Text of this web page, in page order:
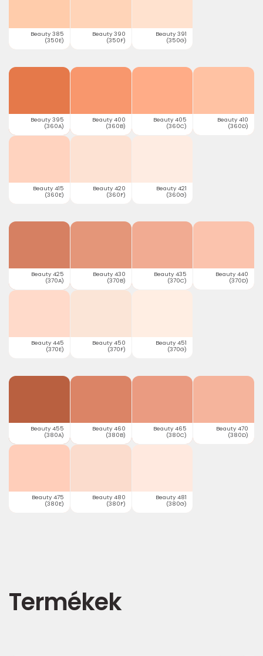
Beauty 385
(350E)
Beauty 390
(350F)
Beauty 391
(350G)
Beauty 395
(360A)
Beauty 400
(360B)
Beauty 405
(360C)
Beauty 410
(360D)
Beauty 415
(360E)
Beauty 420
(360F)
Beauty 421
(360G)
Beauty 425
(370A)
Beauty 430
(370B)
Beauty 435
(370C)
Beauty 440
(370D)
Beauty 445
(370E)
Beauty 450
(370F)
Beauty 451
(370G)
Beauty 455
(380A)
Beauty 460
(380B)
Beauty 465
(380C)
Beauty 470
(380D)
Beauty 475
(380E)
Beauty 480
(380F)
Beauty 481
(380G)
Termékek